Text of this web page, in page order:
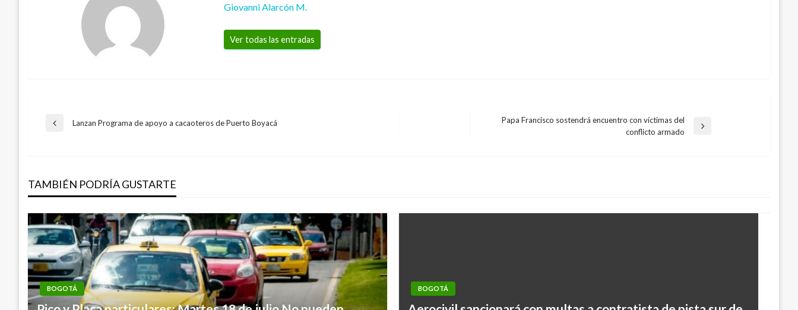
Giovanni Alarcón M.
Ver todas las entradas
Navegación
entradas
Entrada
Lanzan Programa de apoyo a cacaoteros de Puerto Boyacá
Papa Francisco sostendrá encuentro con víctimas del
conflicto armado
TAMBIÉN PODRÍA GUSTARTE
BOGOTÁ BOGOTÁ